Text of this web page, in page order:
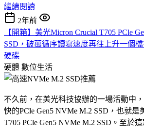
繼續閱讀
2年前
【開箱】美光Micron Crucial T705 PCle
SSD，破萬循序讀寫速度再往上升一個
硬碟
硬體 數位生活
不久前，在美光科技協辦的一場活動中
快的PCle Gen5 NVMe M.2 SSD，也就是
T705 PCle Gen5 NVMe M.2 SSD。至於